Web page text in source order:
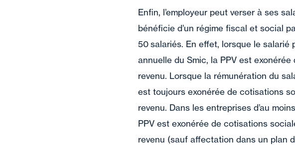
Enfin, l’employeur peut verser à ses
bénéficie d’un régime fiscal et social
50 salariés. En effet, lorsque le
annuelle du Smic, la PPV est
revenu. Lorsque la rémunération du
est toujours exonérée de cotisations
revenu. Dans les entreprises d’au
PPV est exonérée de cotisations
revenu (sauf affectation dans un plan